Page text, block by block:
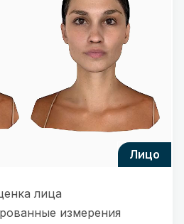
лицо
лица
измерения